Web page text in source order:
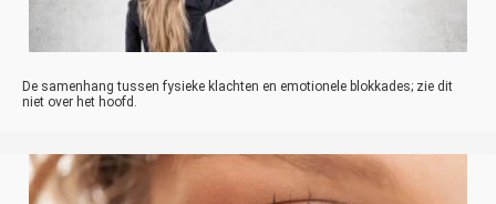
De samenhang tussen fysieke klachten en emotionele blokkades; zie dit
niet over het hoofd.